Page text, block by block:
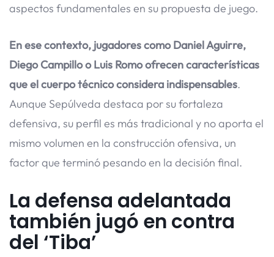
aspectos fundamentales en su propuesta de juego.
En ese contexto, jugadores como Daniel Aguirre,
Diego Campillo o Luis Romo ofrecen características
que el cuerpo técnico considera indispensables.
Aunque Sepúlveda destaca por su fortaleza
defensiva, su perfil es más tradicional y no aporta el
mismo volumen en la construcción ofensiva, un
factor que terminó pesando en la decisión final.
La defensa adelantada
también jugó en contra
del ‘Tiba’